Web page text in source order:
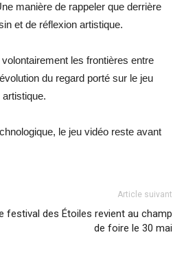
manière de rappeler que derrière
et de réflexion artistique.
les frontières entre
du regard porté sur le jeu
le jeu vidéo reste avant
Article suivant
festival des Étoiles revient au champ
de foire le 30 mai